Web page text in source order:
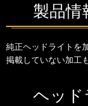
製品情
純正ヘッドライトを
掲載していない加工
ヘッド